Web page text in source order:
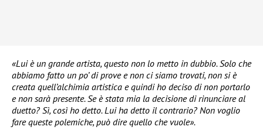
«Lui è un grande artista, questo non lo metto in dubbio. Solo che
abbiamo fatto un po’ di prove e non ci siamo trovati, non si è
creata quell’alchimia artistica e quindi ho deciso di non portarlo
e non sarà presente. Se è stata mia la decisione di rinunciare al
duetto? Sì, così ho detto. Lui ha detto il contrario? Non voglio
fare queste polemiche, può dire quello che vuole».